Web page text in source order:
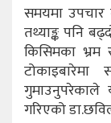
समयमा उपचार
तथ्याङ्क पनि
किसिमका
गुमाउनुपरेकाले
गरिएको